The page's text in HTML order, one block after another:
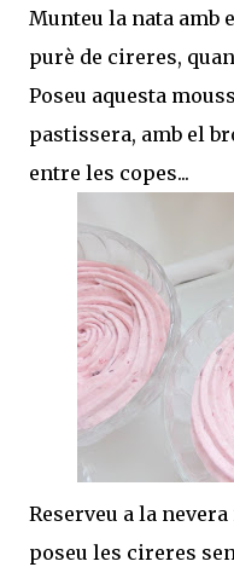
Munteu la nata amb
purè de cireres,
Poseu aquesta
pastissera, amb el
entre les copes...
Reserveu a la
poseu les cireres